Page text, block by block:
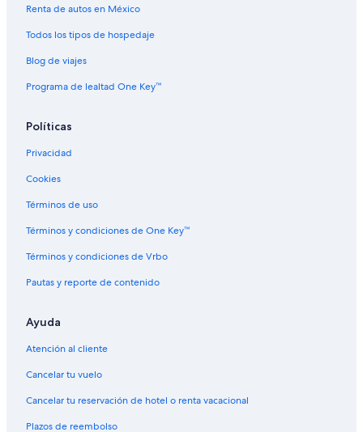
Hoteles de lujo en Isla Pequeño Oso
Hoteles de Independent en Isla Pequeño Oso
Lodges en Isla Pequeño Oso
Moteles en Isla Pequeño Oso
Apart-Hoteles en Isla Welch
B&B en Isla Welch
Cabañas en Isla Welch
Casas de huéspedes en Isla Welch
Resorts en Isla Welch
Condominios en Isla Welch
Casas de campo en Isla Whortleberry
Apart-Hoteles en Long Island
Casas de huéspedes en Long Island
Hoteles baratos en Long Island
B&B en Región de los Lagos
Renta de autos en México
Todos los tipos de hospedaje
Blog de viajes
Programa de lealtad One Key™
Políticas
Privacidad
Cookies
Términos de uso
Términos y condiciones de One Key™
Términos y condiciones de Vrbo
Pautas y reporte de contenido
Ayuda
Atención al cliente
Cancelar tu vuelo
Cancelar tu reservación de hotel o renta vacacional
Plazos de reembolso